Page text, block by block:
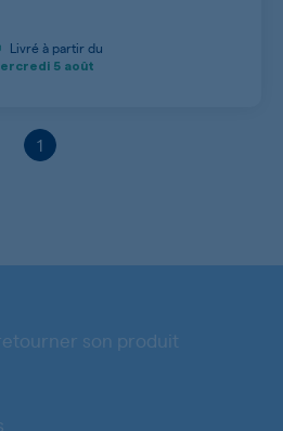
Livré à partir du
5 août
1
son produit